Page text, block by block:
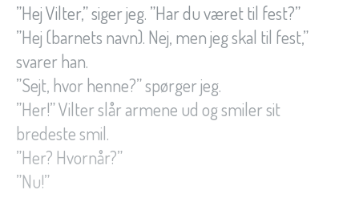
”Hej Vilter,” siger jeg. ”Har du været til fest?”
”Hej (barnets navn). Nej, men jeg skal til fest,”
svarer han.
”Sejt, hvor henne?” spørger jeg.
”Her!” Vilter slår armene ud og smiler sit
bredeste smil.
”Her? Hvornår?”
”Nu!”